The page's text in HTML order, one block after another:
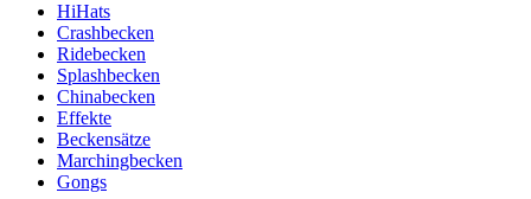
HiHats
Crashbecken
Ridebecken
Splashbecken
Chinabecken
Effekte
Beckensätze
Marchingbecken
Gongs